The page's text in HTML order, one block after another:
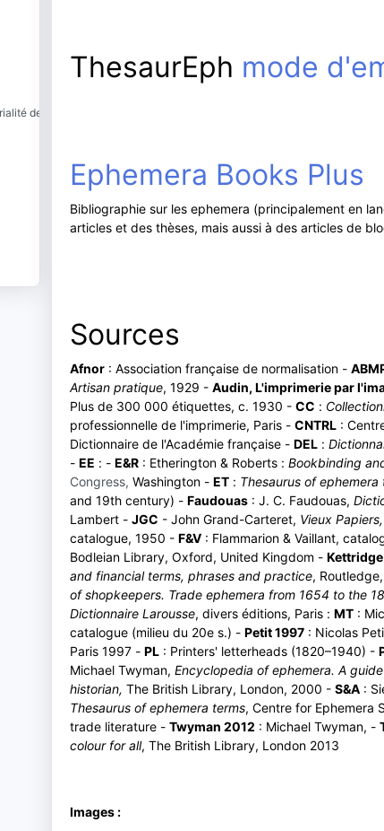
de documents
ThesaurEph mode
Ephemera Books Plus
Bibliographie sur les ephemera (principalement en
articles et des thèses, mais aussi à des articles de
Sources
Afnor: Association française de normalisation -
Artisan pratique, 1929 - Audin, L'imprimerie par
Plus de 300 000 étiquettes, c. 1930 - CC :
professionnelle de l'imprimerie, Paris - CNTRL:
Dictionnaire de l'Académie française - DEL:
- EE : - E&R: Etherington & Roberts : Bookbinding
Congress, Washington - ET: Thesaurus of ephemera
and 19th century) - Faudouas: J. C. Faudouas,
Lambert - JGC - John Grand-Carteret, Vieux
catalogue, 1950 - F&V: Flammarion & Vaillant,
Bodleian Library, Oxford, United Kingdom - Kettridge
and financial terms, phrases and practice,
of shopkeepers. Trade ephemera from 1654 to the
Dictionnaire Larousse, divers éditions, Paris : MT:
catalogue (milieu du 20e s.) - Petit 1997: Nicolas
Paris 1997- PL: Printers' letterheads (1820–1940) -
Michael Twyman, Encyclopedia of ephemera. A
historian, The British Library, London, 2000 - S&A:
Thesaurus of ephemera terms, Centre for Ephemera
trade literature - Twyman 2012 : Michael Twyman, -
colour for all, The British Library, London 2013
Images :